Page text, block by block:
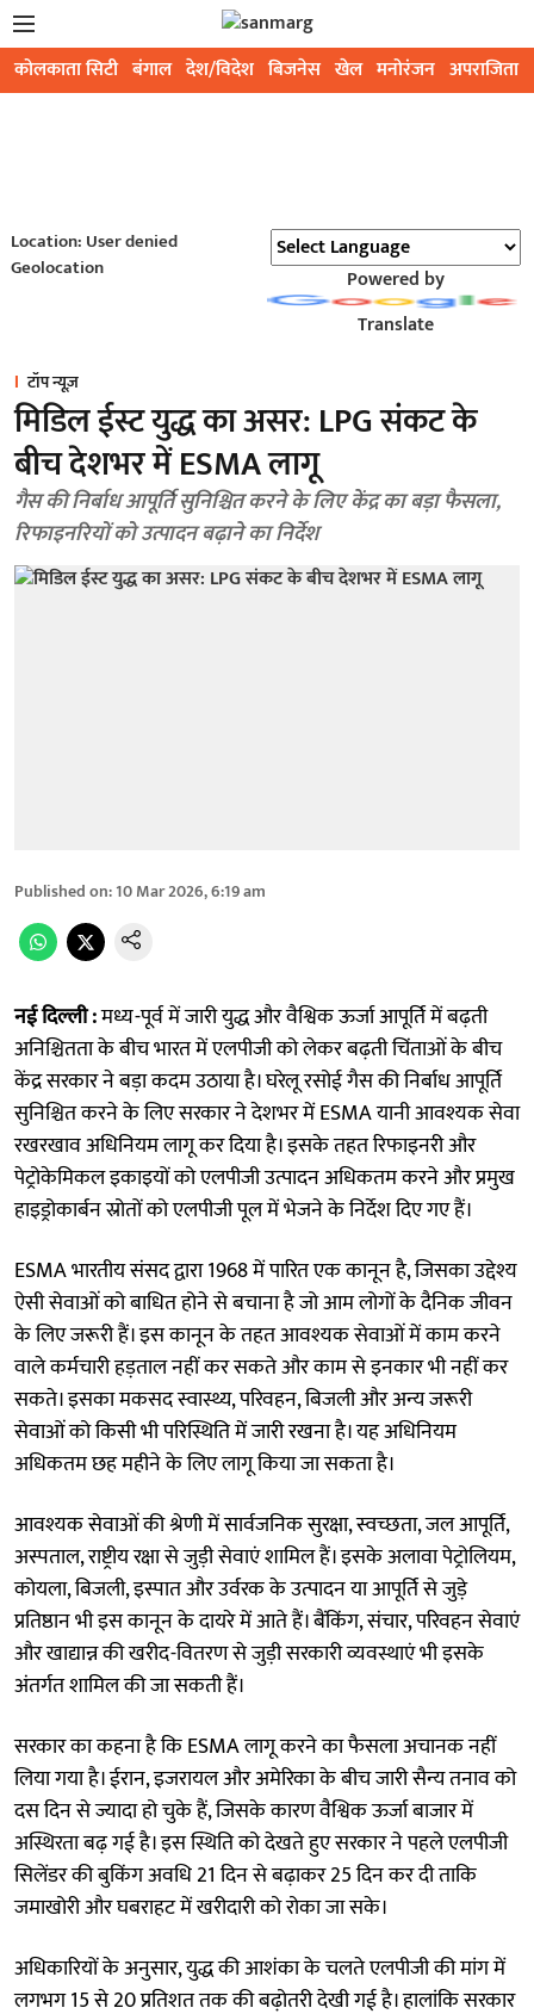
कोलकाता सिटी बंगाल देश/विदेश बिजनेस खेल मनोरंजन अपराजिता
Location: User denied
Geolocation
Powered by
Translate
टॉप न्यूज़
मिडिल ईस्ट युद्ध का असर: LPG संकट के
बीच देशभर में ESMA लागू
गैस की निर्बाध आपूर्ति सुनिश्चित करने के लिए केंद्र का बड़ा फैसला,
रिफाइनरियों को उत्पादन बढ़ाने का निर्देश
Published on:10 Mar 2026, 6:19 am
नई दिल्ली :मध्य-पूर्व में जारी युद्ध और वैश्विक ऊर्जा आपूर्ति में बढ़ती
अनिश्चितता के बीच भारत में एलपीजी को लेकर बढ़ती चिंताओं के बीच
केंद्र सरकार ने बड़ा कदम उठाया है। घरेलू रसोई गैस की निर्बाध आपूर्ति
सुनिश्चित करने के लिए सरकार ने देशभर में ESMA यानी आवश्यक सेवा
रखरखाव अधिनियम लागू कर दिया है। इसके तहत रिफाइनरी और
पेट्रोकेमिकल इकाइयों को एलपीजी उत्पादन अधिकतम करने और प्रमुख
हाइड्रोकार्बन स्रोतों को एलपीजी पूल में भेजने के निर्देश दिए गए हैं।
ESMA भारतीय संसद द्वारा 1968 में पारित एक कानून है, जिसका उद्देश्य
ऐसी सेवाओं को बाधित होने से बचाना है जो आम लोगों के दैनिक जीवन
के लिए जरूरी हैं। इस कानून के तहत आवश्यक सेवाओं में काम करने
वाले कर्मचारी हड़ताल नहीं कर सकते और काम से इनकार भी नहीं कर
सकते। इसका मकसद स्वास्थ्य, परिवहन, बिजली और अन्य जरूरी
सेवाओं को किसी भी परिस्थिति में जारी रखना है। यह अधिनियम
अधिकतम छह महीने के लिए लागू किया जा सकता है।
आवश्यक सेवाओं की श्रेणी में सार्वजनिक सुरक्षा, स्वच्छता, जल आपूर्ति,
अस्पताल, राष्ट्रीय रक्षा से जुड़ी सेवाएं शामिल हैं। इसके अलावा पेट्रोलियम,
कोयला, बिजली, इस्पात और उर्वरक के उत्पादन या आपूर्ति से जुड़े
प्रतिष्ठान भी इस कानून के दायरे में आते हैं। बैंकिंग, संचार, परिवहन सेवाएं
और खाद्यान्न की खरीद-वितरण से जुड़ी सरकारी व्यवस्थाएं भी इसके
अंतर्गत शामिल की जा सकती हैं।
सरकार का कहना है कि ESMA लागू करने का फैसला अचानक नहीं
लिया गया है। ईरान, इजरायल और अमेरिका के बीच जारी सैन्य तनाव को
दस दिन से ज्यादा हो चुके हैं, जिसके कारण वैश्विक ऊर्जा बाजार में
अस्थिरता बढ़ गई है। इस स्थिति को देखते हुए सरकार ने पहले एलपीजी
सिलेंडर की बुकिंग अवधि 21 दिन से बढ़ाकर 25 दिन कर दी ताकि
जमाखोरी और घबराहट में खरीदारी को रोका जा सके।
अधिकारियों के अनुसार, युद्ध की आशंका के चलते एलपीजी की मांग में
लगभग 15 से 20 प्रतिशत तक की बढ़ोतरी देखी गई है। हालांकि सरकार